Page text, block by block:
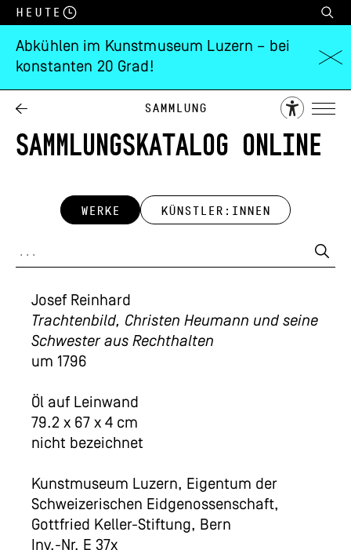
Heute
Abkühlen im Kunstmuseum Luzern – bei
konstanten 20 Grad!
Sammlung
SAMMLUNGSKATALOG ONLINE
WERKE KÜNSTLER:INNEN
Josef Reinhard
Trachtenbild, Christen Heumann und seine
Schwester aus Rechthalten
um 1796
Öl auf Leinwand
79.2 x 67 x 4 cm
nicht bezeichnet
Kunstmuseum Luzern, Eigentum der
Schweizerischen Eidgenossenschaft,
Gottfried Keller-Stiftung, Bern
Inv.-Nr. E 37x